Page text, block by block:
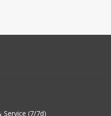
Service (7/7d)